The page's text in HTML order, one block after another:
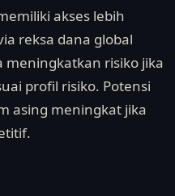
akses lebih
reksa dana global
meningkatkan risiko jika
profil risiko. Potensi
asing meningkat jika